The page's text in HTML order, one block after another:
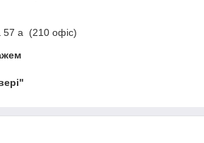
57 а  (210 офіс)